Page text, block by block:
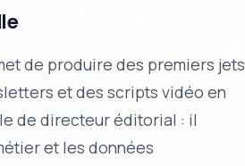
de produire des premiers jets
et des scripts vidéo en
de directeur éditorial : il
et les données